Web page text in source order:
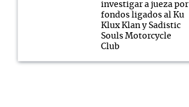
investigar a jueza por
fondos ligados al Ku
Klux Klan y Sadistic
Souls Motorcycle
Club